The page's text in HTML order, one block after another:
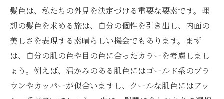
の変化
髪色は、私たちの外見を決定づける重要な要素です。理
想の髪色を求める旅は、自分の個性を引き出し、内面の
美しさを表現する素晴らしい機会でもあります。まず
は、自分の肌の色や目の色に合ったカラーを考慮しまし
ょう。例えば、温かみのある肌色にはゴールド系のブラ
ウンやカッパーが似合いますし、クールな肌色にはアッ